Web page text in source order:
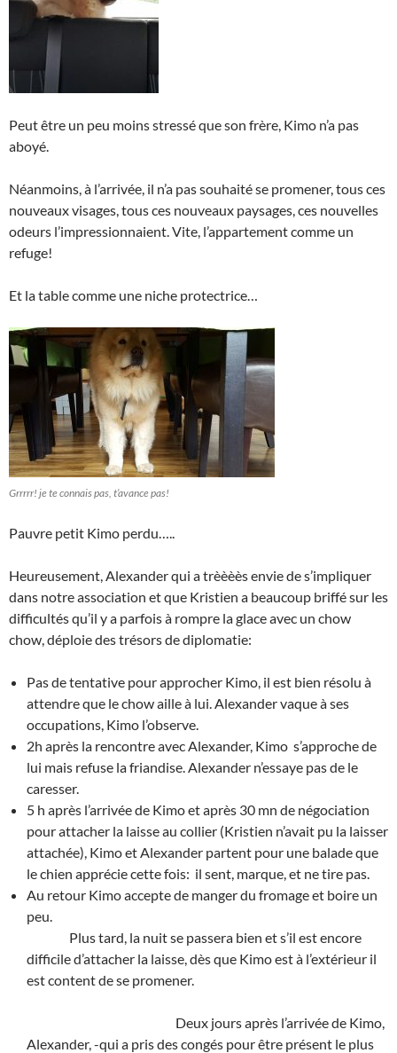
Peut être un peu moins stressé que son frère, Kimo n’a pas
aboyé.
Néanmoins, à l’arrivée, il n’a pas souhaité se promener, tous ces
nouveaux visages, tous ces nouveaux paysages, ces nouvelles
odeurs l’impressionnaient. Vite, l’appartement comme un
refuge!
Et la table comme une niche protectrice…
Grrrrr! je te connais pas, t’avance pas!
Pauvre petit Kimo perdu…..
Heureusement, Alexander qui a trèèèès envie de s’impliquer
dans notre association et que Kristien a beaucoup briffé sur les
difficultés qu’il y a parfois à rompre la glace avec un chow
chow, déploie des trésors de diplomatie:
Pas de tentative pour approcher Kimo, il est bien résolu à
attendre que le chow aille à lui. Alexander vaque à ses
occupations, Kimo l’observe.
2h après la rencontre avec Alexander, Kimo s’approche de
lui mais refuse la friandise. Alexander n’essaye pas de le
caresser.
5 h après l’arrivée de Kimo et après 30 mn de négociation
pour attacher la laisse au collier (Kristien n’avait pu la laisser
attachée), Kimo et Alexander partent pour une balade que
le chien apprécie cette fois: il sent, marque, et ne tire pas.
Au retour Kimo accepte de manger du fromage et boire un
peu.
Plus tard, la nuit se passera bien et s’il est encore
difficile d’attacher la laisse, dès que Kimo est à l’extérieur il
est content de se promener.
Deux jours après l’arrivée de Kimo,
Alexander, -qui a pris des congés pour être présent le plus